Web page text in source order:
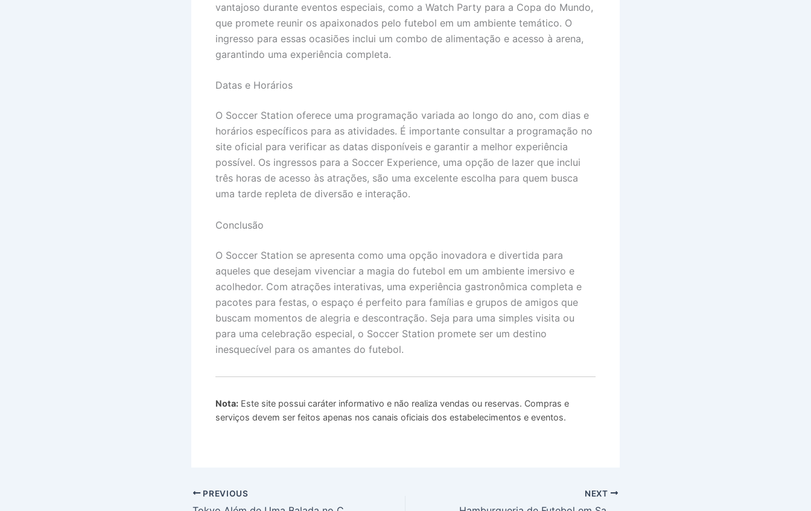
vantajoso durante eventos especiais, como a Watch Party para a Copa do Mundo,
que promete reunir os apaixonados pelo futebol em um ambiente temático. O
ingresso para essas ocasiões inclui um combo de alimentação e acesso à arena,
garantindo uma experiência completa.
Datas e Horários
O Soccer Station oferece uma programação variada ao longo do ano, com dias e
horários específicos para as atividades. É importante consultar a programação no
site oficial para verificar as datas disponíveis e garantir a melhor experiência
possível. Os ingressos para a Soccer Experience, uma opção de lazer que inclui
três horas de acesso às atrações, são uma excelente escolha para quem busca
uma tarde repleta de diversão e interação.
Conclusão
O Soccer Station se apresenta como uma opção inovadora e divertida para
aqueles que desejam vivenciar a magia do futebol em um ambiente imersivo e
acolhedor. Com atrações interativas, uma experiência gastronômica completa e
pacotes para festas, o espaço é perfeito para famílias e grupos de amigos que
buscam momentos de alegria e descontração. Seja para uma simples visita ou
para uma celebração especial, o Soccer Station promete ser um destino
inesquecível para os amantes do futebol.
Nota: Este site possui caráter informativo e não realiza vendas ou reservas. Compras e
serviços devem ser feitos apenas nos canais oficiais dos estabelecimentos e eventos.
PREVIOUS NEXT